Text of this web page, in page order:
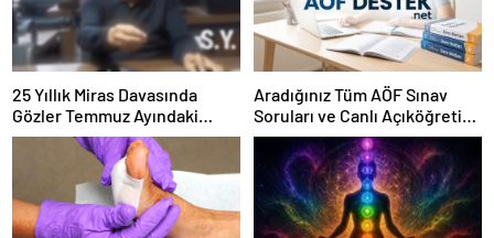
25 Yıllık Miras Davasında
Gözler Temmuz Ayındaki
Karar Duruşmasına Çevrildi
Aradığınız Tüm AÖF Sınav
Soruları ve Canlı Açıköğretim
Forumu Burada